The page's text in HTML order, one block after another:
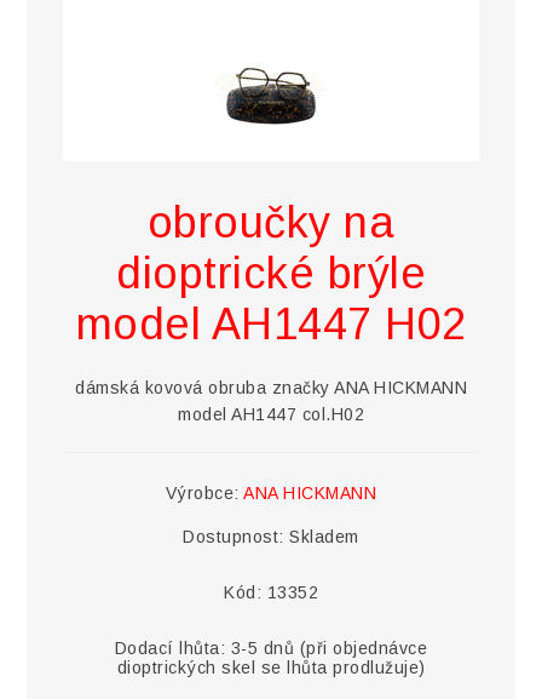
obroučky na
dioptrické brýle
model AH1447 H02
dámská kovová obruba značky ANA HICKMANN
model AH1447 col.H02
Výrobce: ANA HICKMANN
Dostupnost: Skladem
Kód: 13352
Dodací lhůta: 3-5 dnů (při objednávce
dioptrických skel se lhůta prodlužuje)